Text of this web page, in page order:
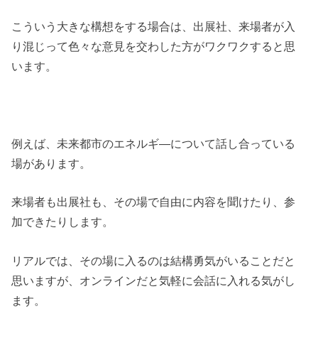
こういう大きな構想をする場合は、出展社、来場者が入
り混じって色々な意見を交わした方がワクワクすると思
います。
例えば、未来都市のエネルギ―について話し合っている
場があります。
来場者も出展社も、その場で自由に内容を聞けたり、参
加できたりします。
リアルでは、その場に入るのは結構勇気がいることだと
思いますが、オンラインだと気軽に会話に入れる気がし
ます。